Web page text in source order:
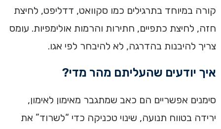
קורה במיוחד בתרגילים כמו סקוואט, דדליפט, לחיצת
חזה, לחיצת כתפיים, חתירות והרמות אולימפיות. עומס
צריך להיבנות בהדרגה, לא להיבחר לפי אגו.
איך יודעים שהעליתם מהר מדי?
סימנים אפשריים הם כאב שמתגבר מאימון לאימון,
ירידה בטווח תנועה, שינוי טכניקה כדי “לשרוד” את